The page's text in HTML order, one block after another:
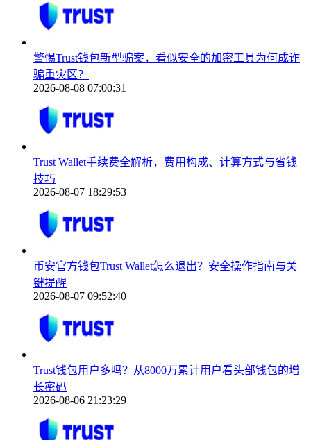
警惕Trust钱包新型骗案，看似安全的加密工具为何成诈
骗重灾区？
2026-08-08 07:00:31
Trust Wallet手续费全解析，费用构成、计算方式与省钱
技巧
2026-08-07 18:29:53
币安官方钱包Trust Wallet怎么退出？安全操作指南与关
键提醒
2026-08-07 09:52:40
Trust钱包用户多吗？从8000万累计用户看头部钱包的增
长密码
2026-08-06 21:23:29